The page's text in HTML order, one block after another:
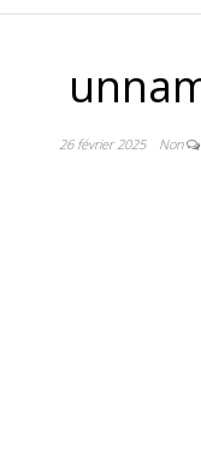
26 février 2025 Non